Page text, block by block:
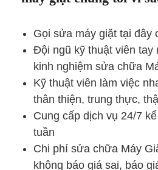
Gọi sửa máy giặt tại đây
Đội ngũ kỹ thuật viên tay
kinh nghiệm sửa chữa
Kỹ thuật viên làm việc
thân thiện, trung thực,
Cung cấp dịch vụ 24/7
tuần
Chi phí sửa chữa Máy
không báo giá sai, báo